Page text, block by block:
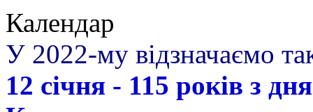
Календар
У 2022-му відзначаємо
12 січня - 115 років з